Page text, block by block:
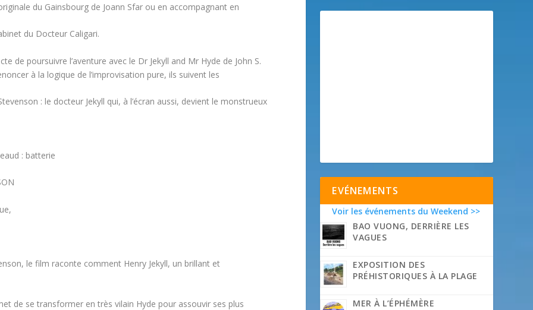
du Gainsbourg de Joann Sfar ou en accompagnant en
du Docteur Caligari.
de poursuivre l’aventure avec le Dr Jekyll and Mr Hyde de John S.
à la logique de l’improvisation pure, ils suivent les
: le docteur Jekyll qui, à l’écran aussi, devient le monstrueux
: batterie
le film raconte comment Henry Jekyll, un brillant et
de se transformer en très vilain Hyde pour assouvir ses plus
EVÉNEMENTS
Voir les événements du Weekend >>
BAO VUONG, DERRIÈRE LES
VAGUES
EXPOSITION DES
PRÉHISTORIQUES À LA PLAGE
MER À L’ÉPHÉMÈRE